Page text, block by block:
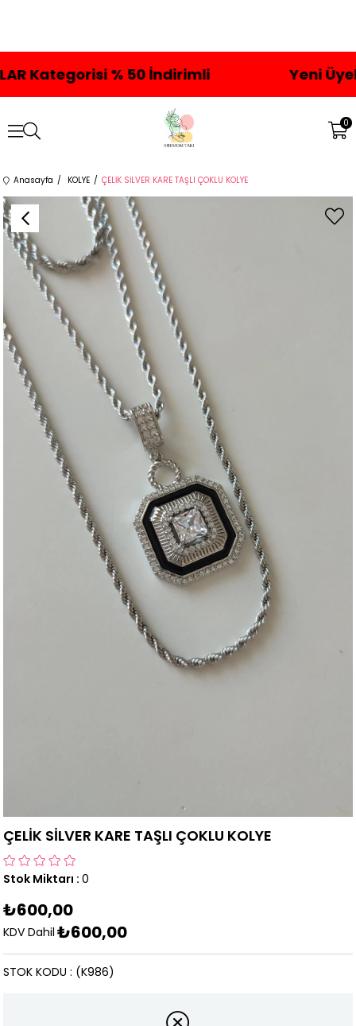
% 50 İndirimli Yeni Üyelere
0
Anasayfa KOLYE ÇELİK SİLVER KARE TAŞLI ÇOKLU KOLYE
ÇELİK SİLVER KARE TAŞLI ÇOKLU KOLYE
Stok Miktarı : 0
₺600,00
KDV Dahil ₺600,00
(K986)
STOK KODU